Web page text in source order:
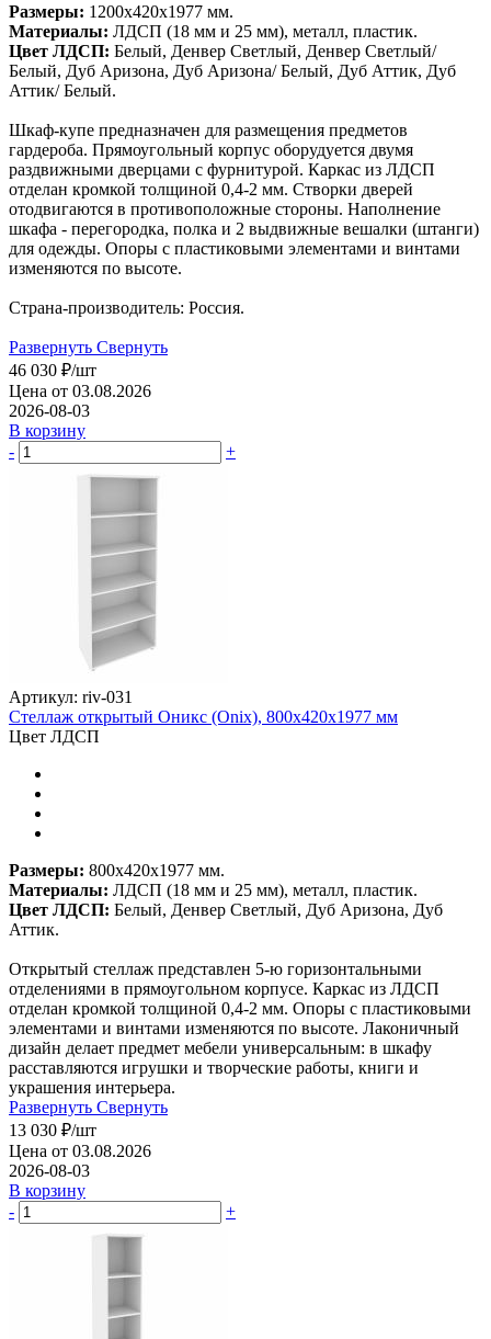
Размеры: 1200х420х1977 мм.
Материалы: ЛДСП (18 мм и 25 мм), металл, пластик.
Цвет ЛДСП: Белый, Денвер Светлый, Денвер Светлый/
Белый, Дуб Аризона, Дуб Аризона/ Белый, Дуб Аттик, Дуб
Аттик/ Белый.
Шкаф-купе предназначен для размещения предметов
гардероба. Прямоугольный корпус оборудуется двумя
раздвижными дверцами с фурнитурой. Каркас из ЛДСП
отделан кромкой толщиной 0,4-2 мм. Створки дверей
отодвигаются в противоположные стороны. Наполнение
шкафа - перегородка, полка и 2 выдвижные вешалки (штанги)
для одежды. Опоры с пластиковыми элементами и винтами
изменяются по высоте.
Страна-производитель: Россия.
Развернуть Свернуть
46 030 ₽/шт
Цена от 03.08.2026
2026-08-03
В корзину
-
+
Артикул: riv-031
Стеллаж открытый Оникс (Onix), 800х420х1977 мм
Цвет ЛДСП
Размеры: 800х420х1977 мм.
Материалы: ЛДСП (18 мм и 25 мм), металл, пластик.
Цвет ЛДСП: Белый, Денвер Светлый, Дуб Аризона, Дуб
Аттик.
Открытый стеллаж представлен 5-ю горизонтальными
отделениями в прямоугольном корпусе. Каркас из ЛДСП
отделан кромкой толщиной 0,4-2 мм. Опоры с пластиковыми
элементами и винтами изменяются по высоте. Лаконичный
дизайн делает предмет мебели универсальным: в шкафу
расставляются игрушки и творческие работы, книги и
украшения интерьера.
Развернуть Свернуть
13 030 ₽/шт
Цена от 03.08.2026
2026-08-03
В корзину
-
+